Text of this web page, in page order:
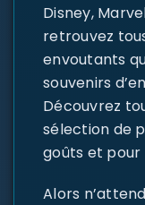
Disney,
retrouvez
envoutants
souvenirs
Découvrez
sélection de
goûts et
Alors